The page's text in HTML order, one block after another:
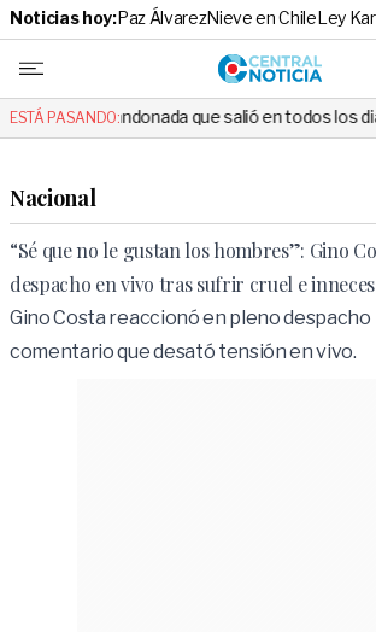
Noticias hoy:Paz ÁlvarezNieve en ChileLey
ESTÁ PASANDO:que salió en todos los diarios de 1994
Nacional
“Sé que no le gustan los hombres”: Gino
despacho en vivo tras sufrir cruel e
Gino Costa reaccionó en pleno
comentario que desató tensión en vivo.